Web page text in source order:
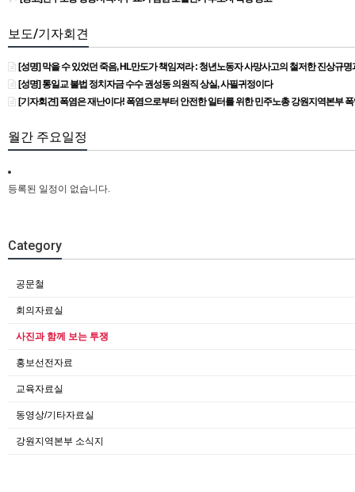
보도/기자회견
[성명] 막을 수 있었던 죽음, HL만도가 책임져라 : 청년노동자 사망사고의 철저한 진상규
[성명] 통일교 불법 정치자금 수수 권성동 의원직 상실, 사필귀정이다
[기자회견] 폭염은 재난이다! 폭염으로부터 안전한 일터를 위한 민주노총 강원지역본부
월간 주요일정
등록된 일정이 없습니다.
Category
공문철
회의자료실
사진과 함께 보는 투쟁
홍보선전자료
교육자료실
동영상/기타자료실
강원지역본부 소식지